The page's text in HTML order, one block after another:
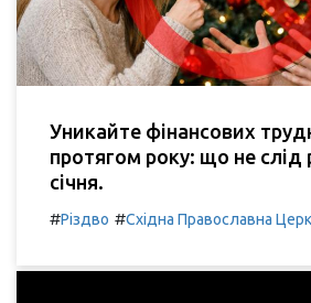
Уникайте фінансових
протягом року: що не слід
січня.
#Різдво #Східна Православна